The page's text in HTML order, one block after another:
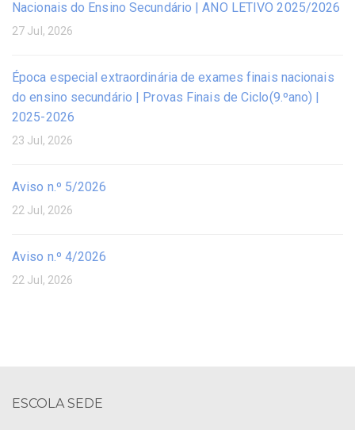
Nacionais do Ensino Secundário | ANO LETIVO 2025/2026
27 Jul, 2026
Época especial extraordinária de exames finais nacionais
do ensino secundário | Provas Finais de Ciclo(9.ºano) |
2025-2026
23 Jul, 2026
Aviso n.º 5/2026
22 Jul, 2026
Aviso n.º 4/2026
22 Jul, 2026
ESCOLA SEDE